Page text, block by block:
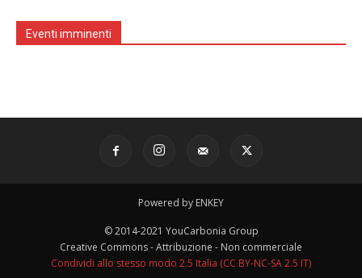
Eventi imminenti
Powered by ENKEY
© 2014-2021 YouCarbonia Group
Creative Commons - Attribuzione - Non commerciale
Condividi allo stesso modo 2.5 Italia (CC BY-NC-SA 2.5 IT)